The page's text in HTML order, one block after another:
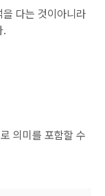
다는 것이아니라
.
의미를 포함할 수